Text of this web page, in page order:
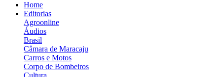
Home
Editorias
Agroonline
Áudios
Brasil
Câmara de Maracaju
Carros e Motos
Corpo de Bombeiros
Cultura